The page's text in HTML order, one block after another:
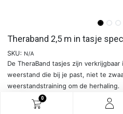
0
Theraband 2,5 m in tasje
SKU: N/A
De TheraBand tasjes zijn
weerstand die bij je past, niet te
weerstandstraining om de herhaling.